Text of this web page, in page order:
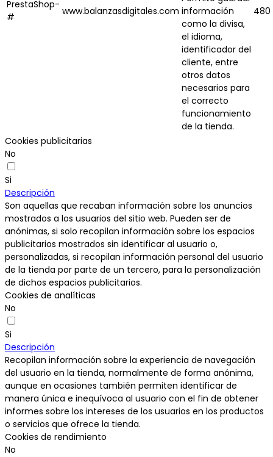
PrestaShop-
#
www.balanzasdigitales.com información
como la divisa,
el idioma,
identificador del
cliente, entre
otros datos
necesarios para
el correcto
funcionamiento
de la tienda.
480
Cookies publicitarias
No
Si
Descripción
Son aquellas que recaban información sobre los anuncios
mostrados a los usuarios del sitio web. Pueden ser de
anónimas, si solo recopilan información sobre los espacios
publicitarios mostrados sin identificar al usuario o,
personalizadas, si recopilan información personal del usuario
de la tienda por parte de un tercero, para la personalización
de dichos espacios publicitarios.
Cookies de analíticas
No
Si
Descripción
Recopilan información sobre la experiencia de navegación
del usuario en la tienda, normalmente de forma anónima,
aunque en ocasiones también permiten identificar de
manera única e inequívoca al usuario con el fin de obtener
informes sobre los intereses de los usuarios en los productos
o servicios que ofrece la tienda.
Cookies de rendimiento
No